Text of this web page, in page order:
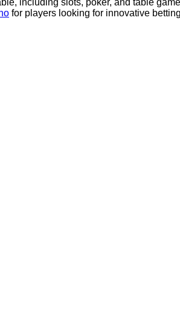
including slots, poker, and table
for players looking for innovative betting